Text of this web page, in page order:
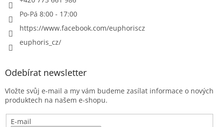
Po-Pá 8:00 - 17:00
https://www.facebook.com/euphoriscz
euphoris_cz/
Odebírat newsletter
Vložte svůj e-mail a my vám budeme zasílat informace o nových
produktech na našem e-shopu.
E-mail